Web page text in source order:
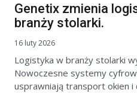
Genetix zmienia
branży stolarki.
16 luty 2026
Logistyka w branży stolarki
Nowoczesne systemy
usprawniają transport okien i